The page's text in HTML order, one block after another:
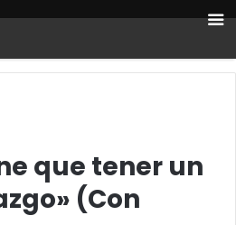
que tener un
(Con